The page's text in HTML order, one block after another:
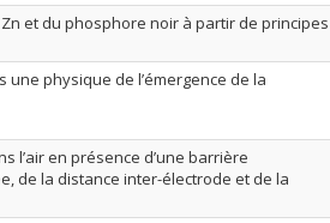
et du phosphore noir à partir de principes
physique de l’émergence de la
l’air en présence d’une barrière
de la distance inter-électrode et de la